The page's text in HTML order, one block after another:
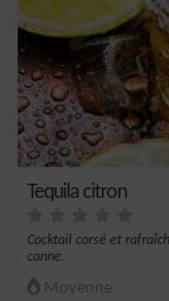
Tequila citron
Cocktail corsé et
canne.
Moyenne